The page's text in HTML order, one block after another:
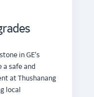
in GE’s
a safe and
at Thushanang
local